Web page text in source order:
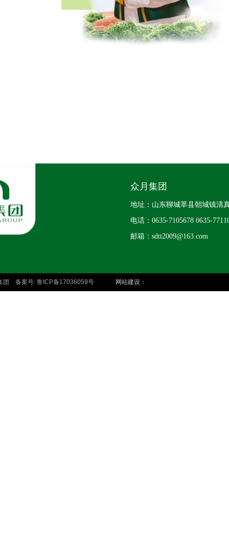
众月集团
地址：山东聊城莘县朝城镇清
电话：0635-7105678 0635-
邮箱： sdtt2009@163.com
团 备案号: 鲁ICP备17036059号 网站建设：